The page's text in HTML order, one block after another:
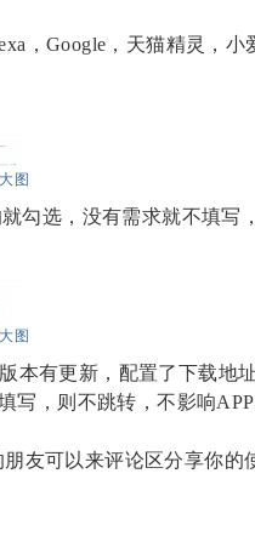
，Google，天猫精灵，
图
勾选，没有需求就不填写
图
本有更新，配置了下载地
写，则不跳转，不影响
友可以来评论区分享你的